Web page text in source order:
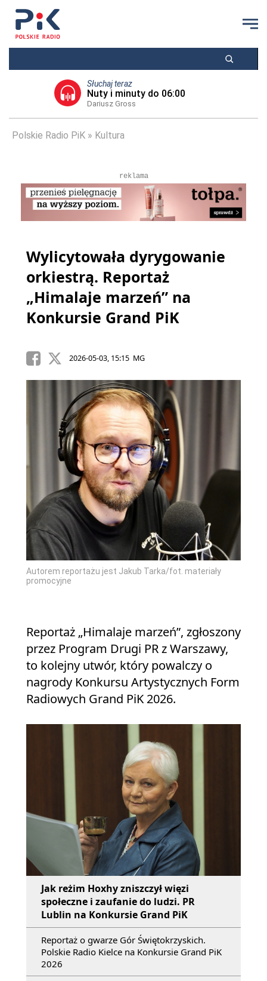
Słuchaj teraz
Nuty i minuty do 06:00
Dariusz Gross
Polskie Radio PiK Kultura
reklama
Wylicytowała dyrygowanie
orkiestrą. Reportaż
„Himalaje marzeń” na
Konkursie Grand PiK
2026-05-03, 15:15 MG
Autorem reportażu jest Jakub Tarka/fot. materiały
promocyjne
Reportaż „Himalaje marzeń”, zgłoszony
przez Program Drugi PR z Warszawy,
to kolejny utwór, który powalczy o
nagrody Konkursu Artystycznych Form
Radiowych Grand PiK 2026.
Jak reżim Hoxhy zniszczył więzi
społeczne i zaufanie do ludzi. PR
Lublin na Konkursie Grand PiK
Reportaż o gwarze Gór Świętokrzyskich.
Polskie Radio Kielce na Konkursie Grand PiK
2026